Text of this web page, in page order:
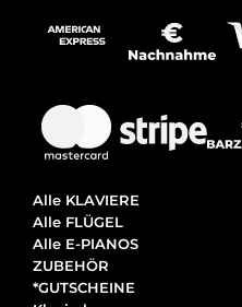
Alle KLAVIERE
Alle FLÜGEL
Alle E-PIANOS
ZUBEHÖR
*GUTSCHEINE